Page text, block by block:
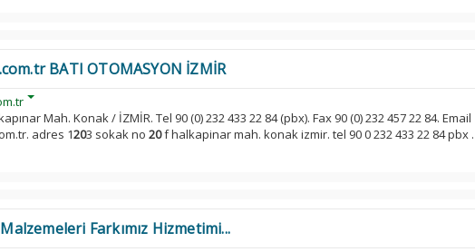
BATI OTOMASYON İZMİR
Mah. Konak / İZMİR. Tel 90 (0) 232 433 22 84 (pbx). Fax 90 (0) 232 457 22 84. Email
adres 1203 sokak no 20f halkapinar mah. konak izmir. tel 90 0 232 433 22 84 pbx
Farkımız Hizmetimi...